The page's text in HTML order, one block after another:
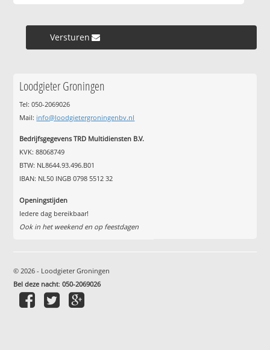
Versturen »
Loodgieter Groningen
Tel: 050-2069026
Mail: info@loodgietergroningenbv.nl
Bedrijfsgegevens TRD Multidiensten B.V.
KVK: 88068749
BTW: NL8644.93.496.B01
IBAN: NL50 INGB 0798 5512 32
Openingstijden
Iedere dag bereikbaar!
Ook in het weekend en op feestdagen
© 2026 - Loodgieter Groningen
Bel deze nacht:050-2069026